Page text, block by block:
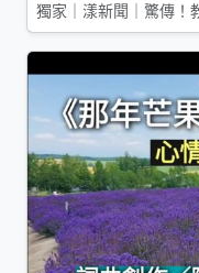
獨家｜漾新聞｜驚傳